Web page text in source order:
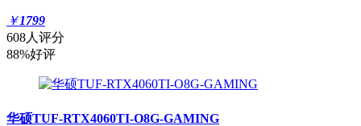
￥1799
608人评分
88%好评
华硕TUF-RTX4060TI-O8G-GAMING